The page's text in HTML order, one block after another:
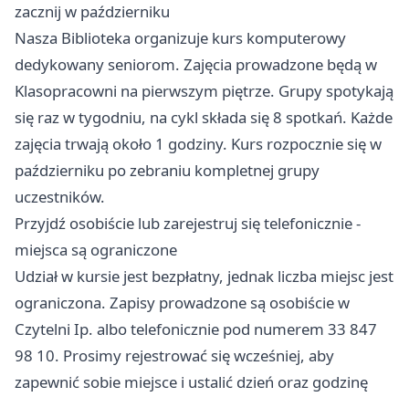
zacznij w październiku
Nasza Biblioteka organizuje kurs komputerowy
dedykowany seniorom. Zajęcia prowadzone będą w
Klasopracowni na pierwszym piętrze. Grupy spotykają
się raz w tygodniu, na cykl składa się 8 spotkań. Każde
zajęcia trwają około 1 godziny. Kurs rozpocznie się w
październiku po zebraniu kompletnej grupy
uczestników.
Przyjdź osobiście lub zarejestruj się telefonicznie -
miejsca są ograniczone
Udział w kursie jest bezpłatny, jednak liczba miejsc jest
ograniczona. Zapisy prowadzone są osobiście w
Czytelni Ip. albo telefonicznie pod numerem 33 847
98 10. Prosimy rejestrować się wcześniej, aby
zapewnić sobie miejsce i ustalić dzień oraz godzinę